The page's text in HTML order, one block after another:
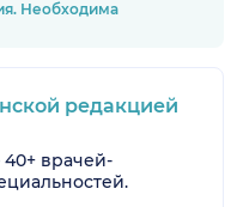
Необходима
редакцией
врачей-